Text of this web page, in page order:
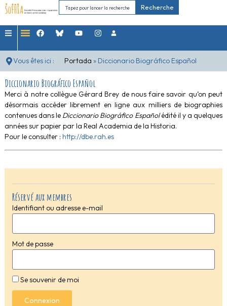
Recherche
Vous êtes ici : Portada » Diccionario Biográfico Español
Réservé aux membres
Identifiant ou adresse e-mail
Mot de passe
Se souvenir de moi
Connexion
Diccionario Biográfico Español
Merci à notre collègue Gérard Brey de nous faire savoir qu’on peut
désormais accéder librement en ligne aux milliers de biographies
contenues dans le Diccionario Biográfico Españolédité il y a quelques
années sur papier par la Real Academia de la Historia.
Pour le consulter : http://dbe.rah.es